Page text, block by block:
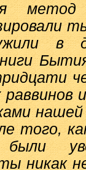
в
того,
никак